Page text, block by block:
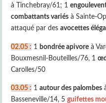
à Tinchebray/61; 1
combattants variés à Sainte-
attaqué par desavocettes
02.05 : 1 bondrée apivore à
Bouxmesnil-Bouteilles/76, 1
Carolles/50
03.05 : 1autour des palombes
Basseneville/14, 5guifettes